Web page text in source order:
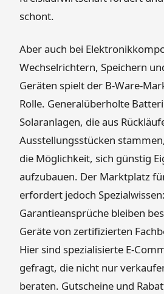
schont.
Aber auch bei
Wechselrichtern, Speichern
Geräten spielt der B-Ware-
Rolle. Generalüberholte
Solaranlagen, die aus
Ausstellungsstücken
die Möglichkeit, sich günstig
aufzubauen. Der Marktplatz
erfordert jedoch
Garantieansprüche bleiben
Geräte von zertifizierten
Hier sind spezialisierte E-
gefragt, die nicht nur
beraten. Gutscheine und